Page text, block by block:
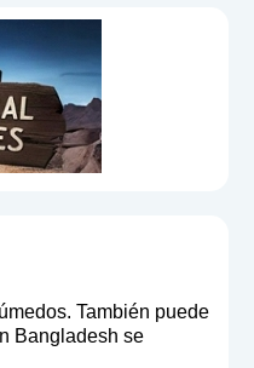
También puede
Bangladesh se